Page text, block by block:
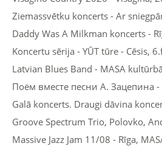
Ziemassvētku koncerts - Ar
Daddy Was A Milkman koncerts -
Koncertu sērija - YŪT tūre - Cēsis,
Latvian Blues Band - MASA
Поём вместе песни А. Зацепина
Galā koncerts. Draugi dāvina
Groove Spectrum Trio, Polovko,
Massive Jazz Jam 11/08 - Rīga,